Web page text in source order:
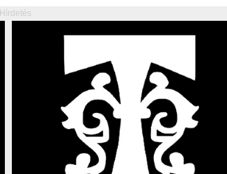
Hírdetés